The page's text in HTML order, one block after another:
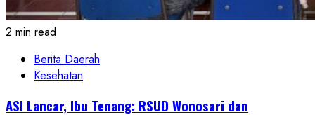
2 min read
Berita Daerah
Kesehatan
ASI Lancar, Ibu Tenang: RSUD Wonosari dan